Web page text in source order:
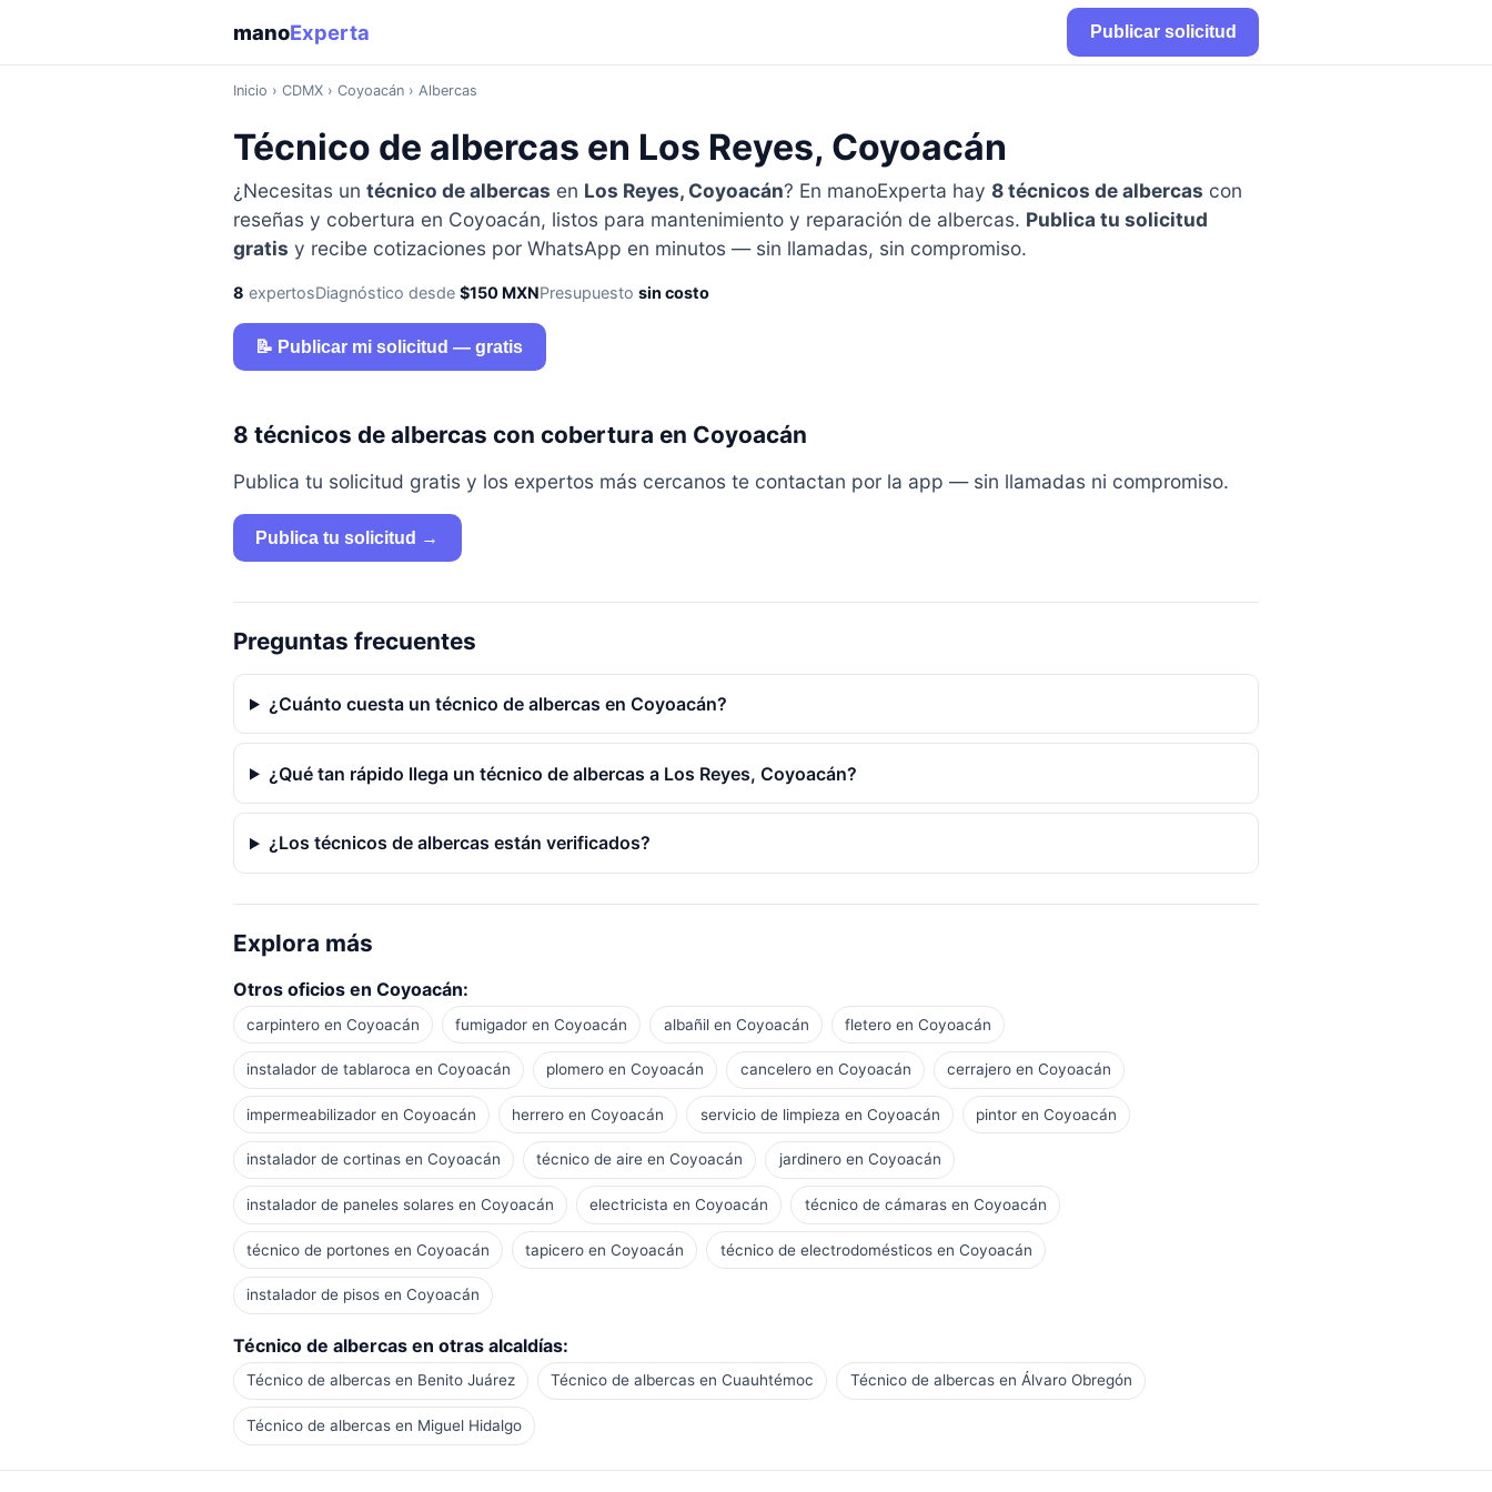
manoExperta Publicar solicitud
Inicio › CDMX› Coyoacán › Albercas
Técnico de albercas en Los Reyes, Coyoacán
¿Necesitas un técnico de albercas en Los Reyes, Coyoacán? En manoExperta hay 8 técnicos de albercas con
reseñas y cobertura en Coyoacán, listos para mantenimiento y reparación de albercas. Publica tu solicitud
gratis y recibe cotizaciones por WhatsApp en minutos — sin llamadas, sin compromiso.
8 expertosDiagnóstico desde $150 MXNPresupuesto sin costo
📝 Publicar mi solicitud — gratis
8 técnicos de albercas con cobertura en Coyoacán
Publica tu solicitud gratis y los expertos más cercanos te contactan por la app — sin llamadas ni compromiso.
Publica tu solicitud →
Preguntas frecuentes
¿Cuánto cuesta un técnico de albercas en Coyoacán?
¿Qué tan rápido llega un técnico de albercas a Los Reyes, Coyoacán?
¿Los técnicos de albercas están verificados?
Explora más
Otros oficios en Coyoacán:
carpintero en Coyoacán fumigador en Coyoacán albañil en Coyoacán fletero en Coyoacán
instalador de tablaroca en Coyoacán plomero en Coyoacán cancelero en Coyoacán cerrajero en Coyoacán
impermeabilizador en Coyoacán herrero en Coyoacán servicio de limpieza en Coyoacán pintor en Coyoacán
instalador de cortinas en Coyoacán técnico de aire en Coyoacán jardinero en Coyoacán
instalador de paneles solares en Coyoacán electricista en Coyoacán técnico de cámaras en Coyoacán
técnico de portones en Coyoacán tapicero en Coyoacán técnico de electrodomésticos en Coyoacán
instalador de pisos en Coyoacán
Técnico de albercas en otras alcaldías:
Técnico de albercas en Benito Juárez Técnico de albercas en Cuauhtémoc Técnico de albercas en Álvaro Obregón
Técnico de albercas en Miguel Hidalgo